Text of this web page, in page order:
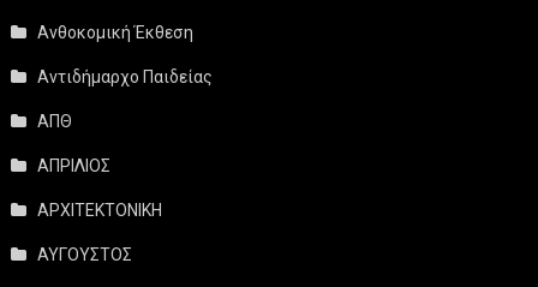
Ανθοκομική Έκθεση
Αντιδήμαρχο Παιδείας
ΑΠΘ
ΑΠΡΙΛΙΟΣ
ΑΡΧΙΤΕΚΤΟΝΙΚΗ
ΑΥΓΟΥΣΤΟΣ